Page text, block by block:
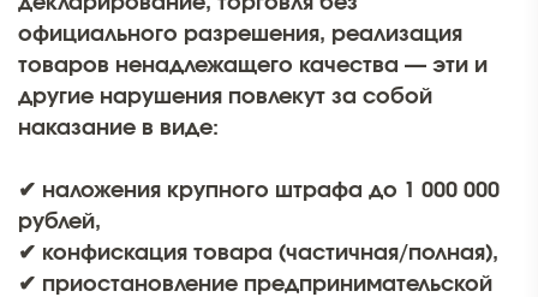
официального разрешения, реализация
товаров ненадлежащего качества — эти и
другие нарушения повлекут за собой
наказание в виде:
✔ наложения крупного штрафа до 1 000 000
рублей,
✔ конфискация товара (частичная/полная),
✔ приостановление предпринимательской